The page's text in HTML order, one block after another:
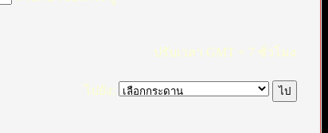
ปรับเวลา GMT + 7 ชั่วโมง
ไปยัง: